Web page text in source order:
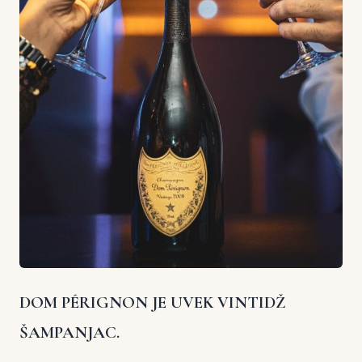
DOM PÉRIGNON JE UVEK VINTIDŽ
ŠAMPANJAC.